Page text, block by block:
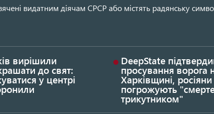
видатним діячам СРСР або містять радянську
вирішили
до свят:
у центрі
DeepState
просування ворога
Харківщині, росіяни
погрожують
трикутником"